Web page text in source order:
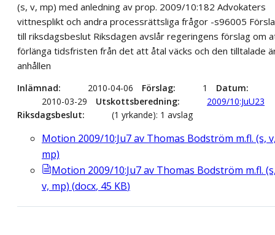
(s, v, mp) med anledning av prop. 2009/10:182 Advokaters
vittnesplikt och andra processrättsliga frågor -s96005
till riksdagsbeslut Riksdagen avslår regeringens förslag om
förlänga tidsfristen från det att åtal väcks och den tilltalade
anhållen
Inlämnad 2010-04-06 Förslag 1
Datum
2010-03-29
Utskottsberedning
2009/10:JuU23
Riksdagsbeslut
(1 yrkande): 1 avslag
Motion 2009/10:Ju7 av Thomas Bodström m.fl. (s,
mp)
Motion 2009/10:Ju7 av Thomas Bodström m.fl.
v, mp) (docx, 45 KB)